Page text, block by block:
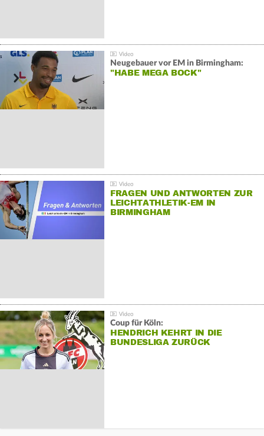
Neugebauer vor EM in Birmingham:
"HABE MEGA BOCK"
FRAGEN UND ANTWORTEN ZUR
LEICHTATHLETIK-EM IN
BIRMINGHAM
Coup für Köln:
HENDRICH KEHRT IN DIE
BUNDESLIGA ZURÜCK